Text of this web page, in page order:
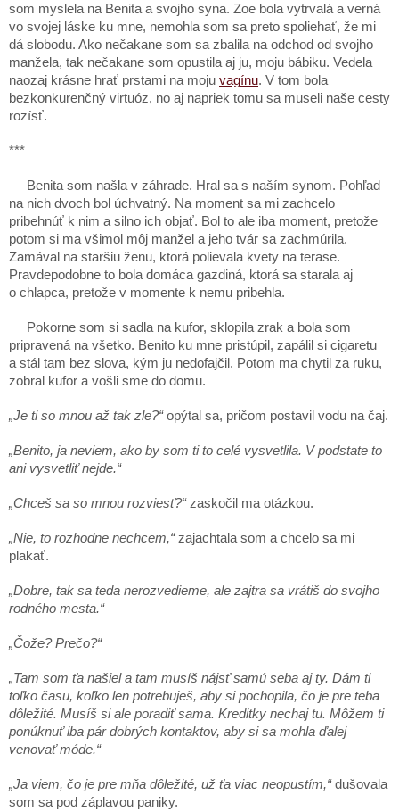
som myslela na Benita a svojho syna. Zoe bola vytrvalá a verná
vo svojej láske ku mne, nemohla som sa preto spoliehať, že mi
dá slobodu. Ako nečakane som sa zbalila na odchod od svojho
manžela, tak nečakane som opustila aj ju, moju bábiku. Vedela
naozaj krásne hrať prstami na moju vagínu. V tom bola
bezkonkurenčný virtuóz, no aj napriek tomu sa museli naše cesty
rozísť.
***
Benita som našla v záhrade. Hral sa s naším synom. Pohľad
na nich dvoch bol úchvatný. Na moment sa mi zachcelo
pribehnúť k nim a silno ich objať. Bol to ale iba moment, pretože
potom si ma všimol môj manžel a jeho tvár sa zachmúrila.
Zamával na staršiu ženu, ktorá polievala kvety na terase.
Pravdepodobne to bola domáca gazdiná, ktorá sa starala aj
o chlapca, pretože v momente k nemu pribehla.
Pokorne som si sadla na kufor, sklopila zrak a bola som
pripravená na všetko. Benito ku mne pristúpil, zapálil si cigaretu
a stál tam bez slova, kým ju nedofajčil. Potom ma chytil za ruku,
zobral kufor a vošli sme do domu.
„Je ti so mnou až tak zle?“opýtal sa, pričom postavil vodu na čaj.
„Benito, ja neviem, ako by som ti to celé vysvetlila. V podstate to
ani vysvetliť nejde.“
„Chceš sa so mnou rozviesť?“zaskočil ma otázkou.
„Nie, to rozhodne nechcem,“zajachtala som a chcelo sa mi
plakať.
„Dobre, tak sa teda nerozvedieme, ale zajtra sa vrátiš do svojho
rodného mesta.“
„Čože? Prečo?“
„Tam som ťa našiel a tam musíš nájsť samú seba aj ty. Dám ti
toľko času, koľko len potrebuješ, aby si pochopila, čo je pre teba
dôležité. Musíš si ale poradiť sama. Kreditky nechaj tu. Môžem ti
ponúknuť iba pár dobrých kontaktov, aby si sa mohla ďalej
venovať móde.“
„Ja viem, čo je pre mňa dôležité, už ťa viac neopustím,“dušovala
som sa pod záplavou paniky.